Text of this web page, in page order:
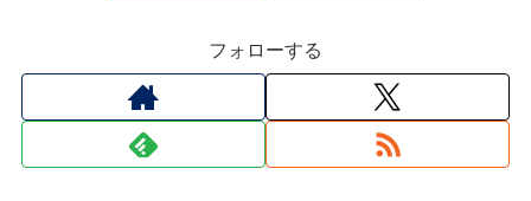
フォローする